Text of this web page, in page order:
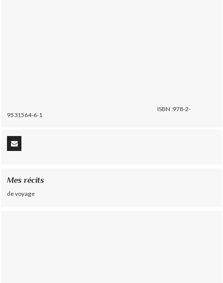
ISBN :978-2-
9531564-6-1
Mes récits
de voyage